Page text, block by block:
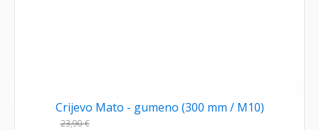
Crijevo Mato - gumeno (300 mm / M10)
23,90€